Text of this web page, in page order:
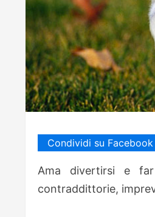
Condividi su Facebook
Ama divertirsi e
contraddittorie,